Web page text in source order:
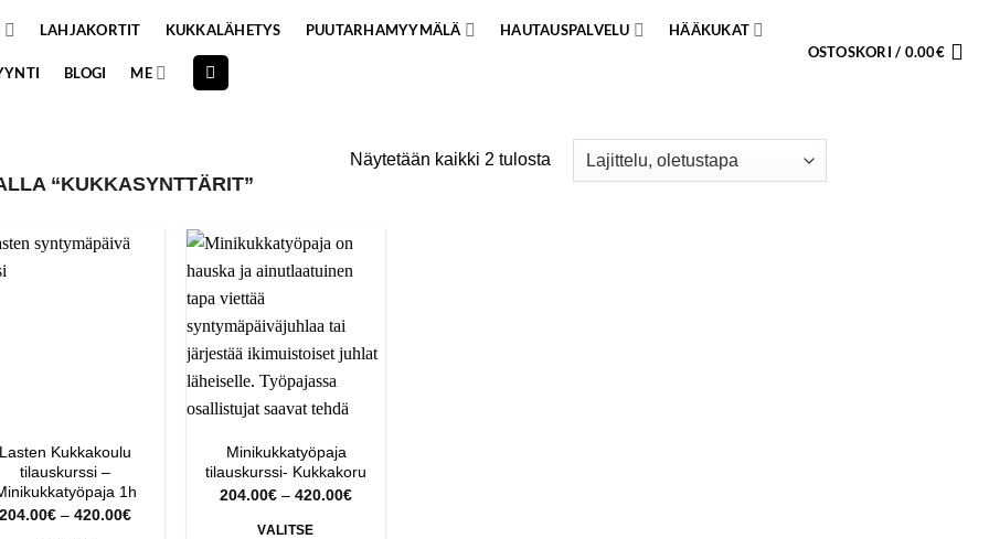
LAHJAKORTIT KUKKALÄHETYS PUUTARHAMYYMÄLÄ HAUTAUSPALVELU HÄÄKUKAT
BLOGI ME
OSTOSKORI / 0.00€
“KUKKASYNTTÄRIT”
Näytetään kaikki 2 tulosta
Lasten Kukkakoulu
tilauskurssi –
1h
204.00€ – 420.00€Hintaluokka:
Minikukkatyöpaja
tilauskurssi- Kukkakoru
204.00€ – 420.00€Hintaluokka:
VALITSE